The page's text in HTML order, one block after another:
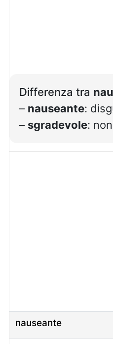
Differenza tra
– nauseante:
– sgradevole:
nauseante